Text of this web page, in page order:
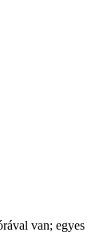
van; egyes